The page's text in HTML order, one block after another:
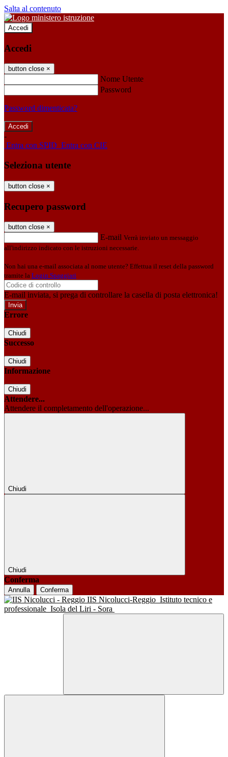
Salta al contenuto
Accedi
Accedi
button close ×
Nome Utente
Password
Password dimenticata?
-
Entra con SPID Entra con CIE
Seleziona utente
button close ×
Recupero password
button close ×
E-mail Verrà inviato un messaggio
all'indirizzo indicato con le istruzioni necessarie.
Non hai una e-mail associata al nome utente? Effettua il reset della password
tramite la Login Spaggiari
E-mail inviata, si prega di controllare la casella di posta elettronica!
Errore
Chiudi
Successo
Chiudi
Informazione
Chiudi
Attendere...
Attendere il completamento dell'operazione...
Chiudi
Chiudi
Conferma
Annulla Conferma
IIS Nicolucci-Reggio Istituto tecnico e
professionale Isola del Liri - Sora